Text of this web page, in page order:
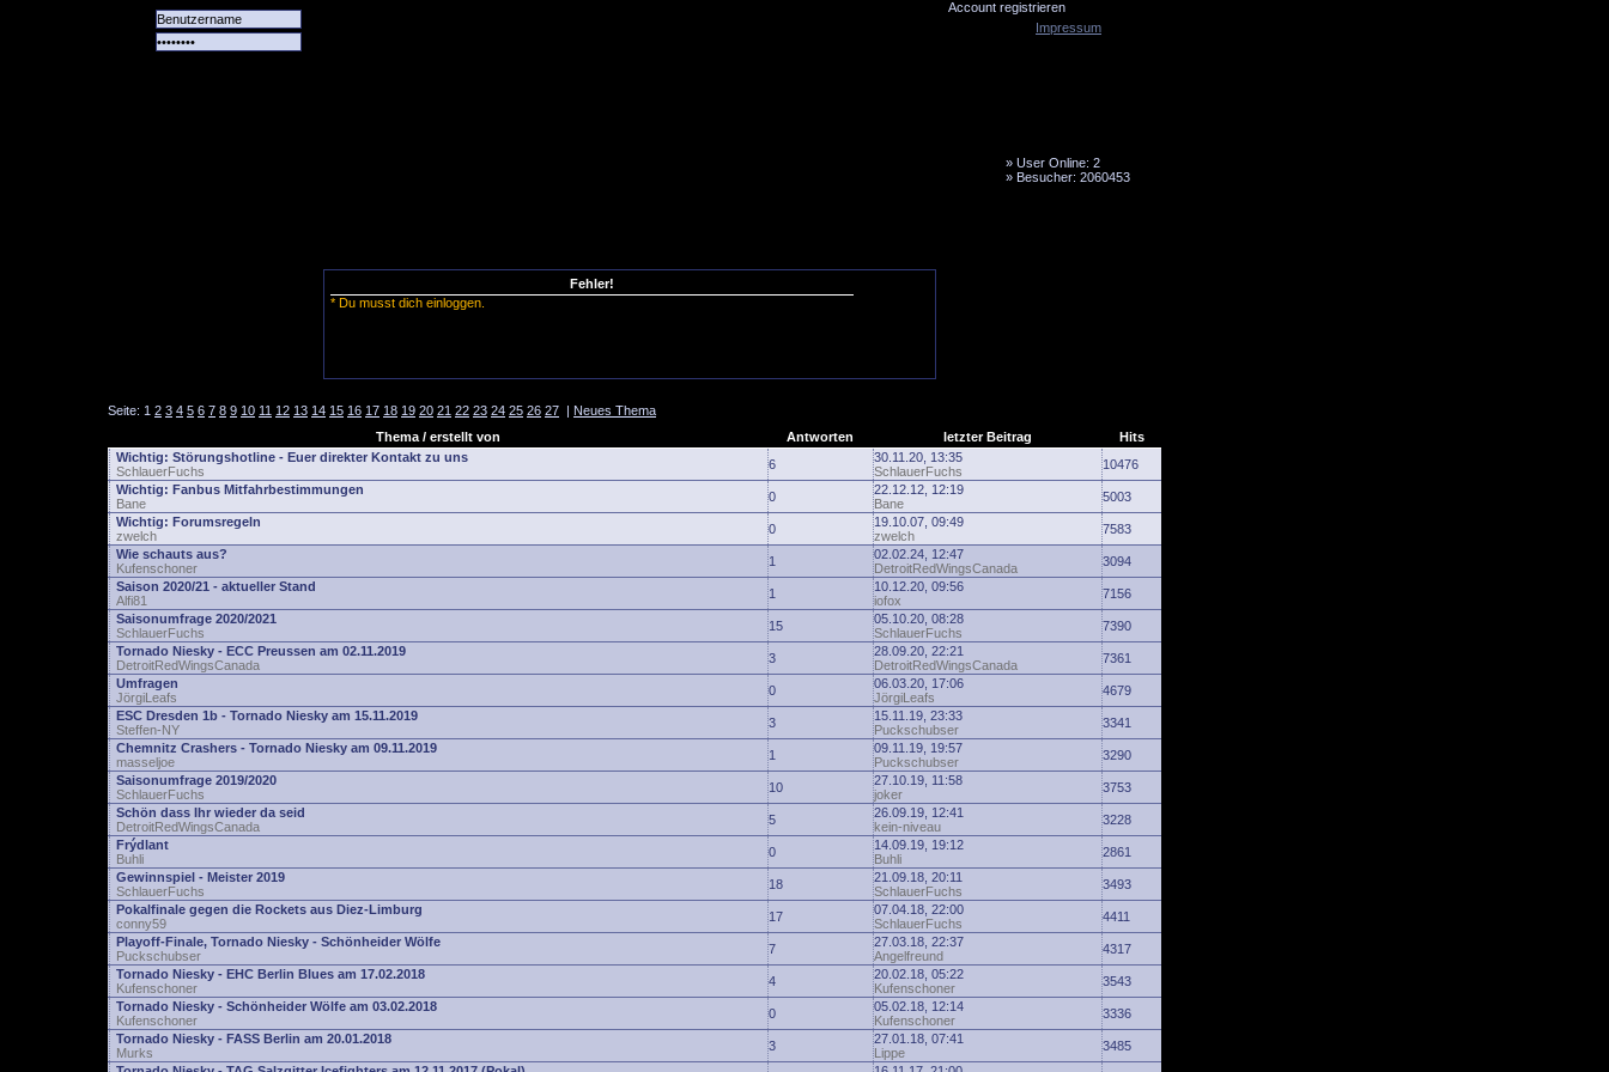
Account registrieren
» User Online: 2
» Besucher: 2060453
Fehler!
* Du musst dich einloggen.
Seite: 1 2 3 4 5 6 7 8 9 10 11 12 13 14 15 16 17 18 19 20 21 22 23 24 25 26 27 | Neues Thema
Thema / erstellt von
Antworten letzter Beitrag
Hits
Wichtig: Störungshotline - Euer direkter Kontakt zu uns
SchlauerFuchs
6
30.11.20, 13:35
SchlauerFuchs
10476
Wichtig: Fanbus Mitfahrbestimmungen
Bane
0
22.12.12, 12:19
Bane
5003
Wichtig: Forumsregeln
zwelch
0
19.10.07, 09:49
zwelch
7583
Wie schauts aus?
Kufenschoner
1
02.02.24, 12:47
DetroitRedWingsCanada
3094
Saison 2020/21 - aktueller Stand
Alfi81
1
10.12.20, 09:56
iofox
7156
Saisonumfrage 2020/2021
SchlauerFuchs
15
05.10.20, 08:28
SchlauerFuchs
7390
Tornado Niesky - ECC Preussen am 02.11.2019
DetroitRedWingsCanada
3
28.09.20, 22:21
DetroitRedWingsCanada
7361
Umfragen
JörgiLeafs
0
06.03.20, 17:06
JörgiLeafs
4679
ESC Dresden 1b - Tornado Niesky am 15.11.2019
Steffen-NY
3
15.11.19, 23:33
Puckschubser
3341
Chemnitz Crashers - Tornado Niesky am 09.11.2019
masseljoe
1
09.11.19, 19:57
Puckschubser
3290
Saisonumfrage 2019/2020
SchlauerFuchs
10
27.10.19, 11:58
joker
3753
Schön dass Ihr wieder da seid
DetroitRedWingsCanada
5
26.09.19, 12:41
kein-niveau
3228
Frýdlant
Buhli
0
14.09.19, 19:12
Buhli
2861
Gewinnspiel - Meister 2019
SchlauerFuchs
18
21.09.18, 20:11
SchlauerFuchs
3493
Pokalfinale gegen die Rockets aus Diez-Limburg
conny59
17
07.04.18, 22:00
SchlauerFuchs
4411
Playoff-Finale, Tornado Niesky - Schönheider Wölfe
Puckschubser
7
27.03.18, 22:37
Angelfreund
4317
Tornado Niesky - EHC Berlin Blues am 17.02.2018
Kufenschoner
4
20.02.18, 05:22
Kufenschoner
3543
Tornado Niesky - Schönheider Wölfe am 03.02.2018
Kufenschoner
0
05.02.18, 12:14
Kufenschoner
3336
Tornado Niesky - FASS Berlin am 20.01.2018
Murks
3
27.01.18, 07:41
Lippe
3485
Impressum